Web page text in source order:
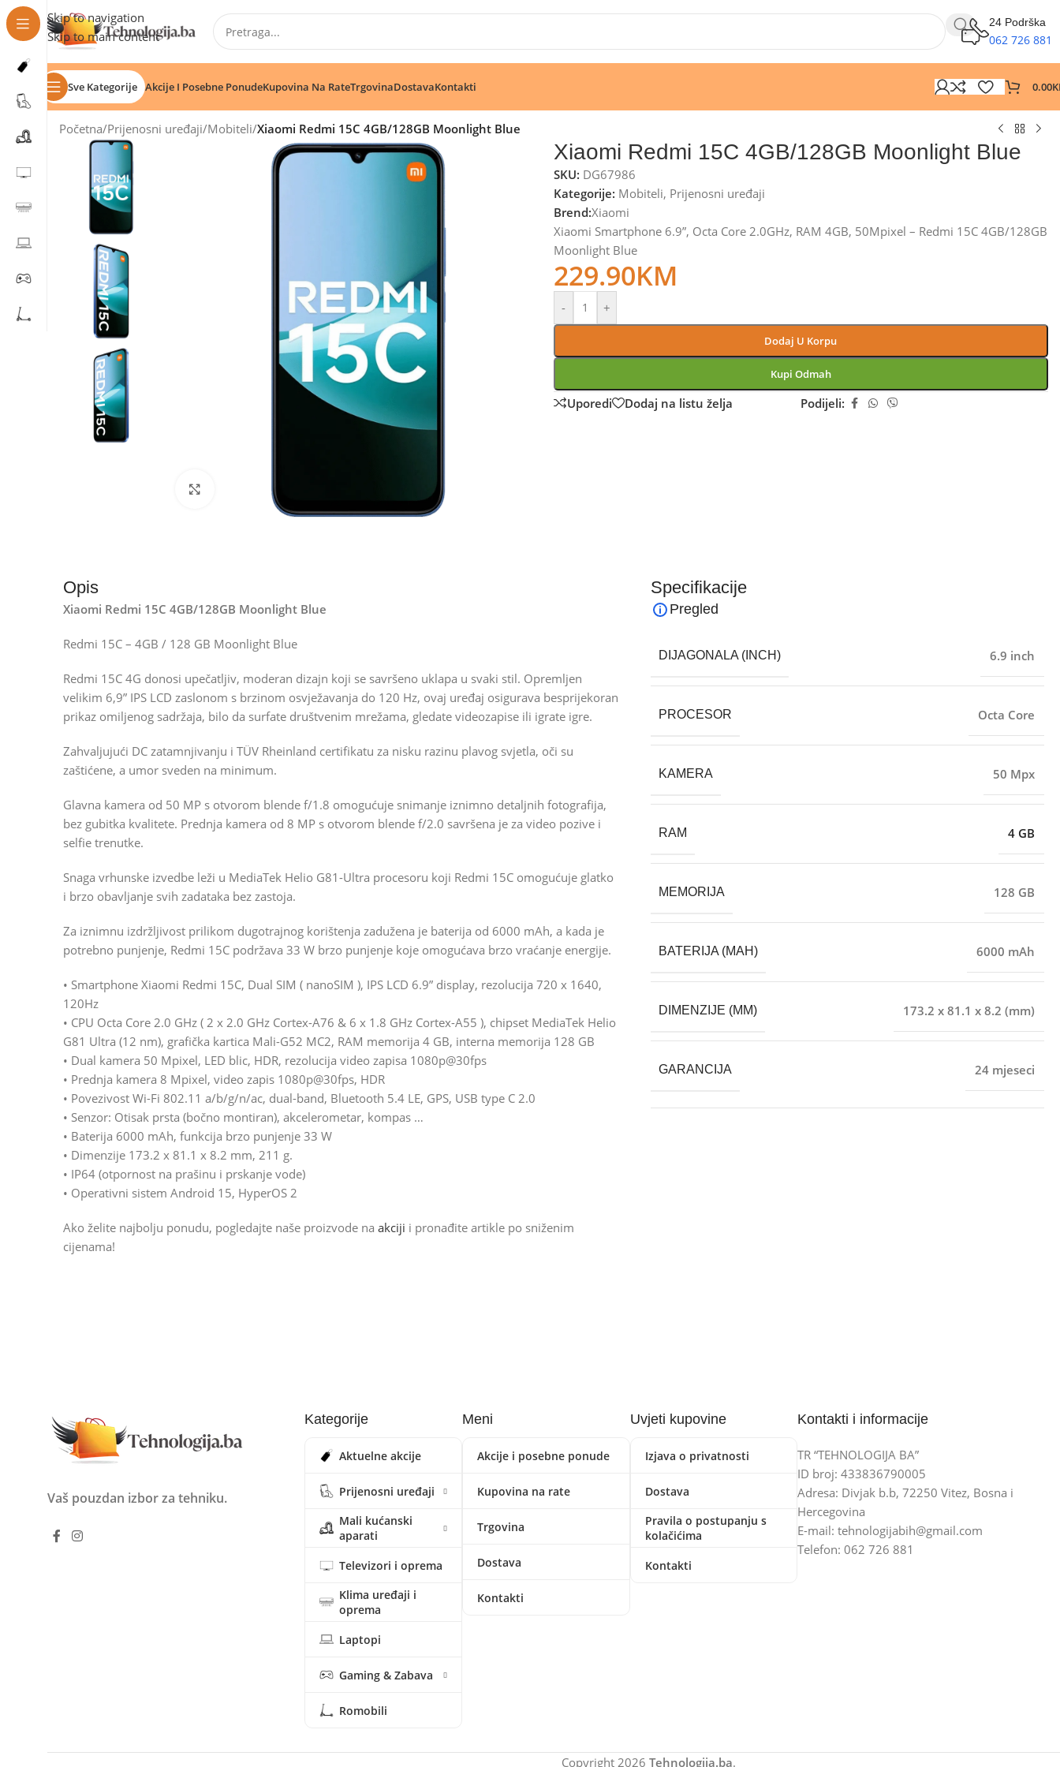
Skip to navigation
Skip to main content
24 Podrška
062 726 881
Sve Kategorije Akcije I Posebne PonudeKupovina Na RateTrgovinaDostavaKontakti 0.00
Početna/Prijenosni uređaji/Mobiteli/Xiaomi Redmi 15C 4GB/128GB Moonlight Blue
Kliknite za uvećanje
Xiaomi Redmi 15C 4GB/128GB Moonlight Blue
SKU: DG67986
Kategorije: Mobiteli, Prijenosni uređaji
Brend:Xiaomi
Xiaomi Smartphone 6.9”, Octa Core 2.0GHz, RAM 4GB, 50Mpixel – Redmi 15C 4GB/128GB
Moonlight Blue
229.90KM
- +
Dodaj U Korpu
Kupi Odmah
Uporedi Dodaj na listu želja Podijeli:
Opis
Xiaomi Redmi 15C 4GB/128GB Moonlight Blue
Redmi 15C – 4GB / 128 GB Moonlight Blue
Redmi 15C 4G donosi upečatljiv, moderan dizajn koji se savršeno uklapa u svaki stil. Opremljen
velikim 6,9” IPS LCD zaslonom s brzinom osvježavanja do 120 Hz, ovaj uređaj osigurava besprijekoran
prikaz omiljenog sadržaja, bilo da surfate društvenim mrežama, gledate videozapise ili igrate igre.
Zahvaljujući DC zatamnjivanju i TÜV Rheinland certifikatu za nisku razinu plavog svjetla, oči su
zaštićene, a umor sveden na minimum.
Glavna kamera od 50 MP s otvorom blende f/1.8 omogućuje snimanje iznimno detaljnih fotografija,
bez gubitka kvalitete. Prednja kamera od 8 MP s otvorom blende f/2.0 savršena je za video pozive i
selfie trenutke.
Snaga vrhunske izvedbe leži u MediaTek Helio G81-Ultra procesoru koji Redmi 15C omogućuje glatko
i brzo obavljanje svih zadataka bez zastoja.
Za iznimnu izdržljivost prilikom dugotrajnog korištenja zadužena je baterija od 6000 mAh, a kada je
potrebno punjenje, Redmi 15C podržava 33 W brzo punjenje koje omogućava brzo vraćanje energije.
• Smartphone Xiaomi Redmi 15C, Dual SIM ( nanoSIM ), IPS LCD 6.9” display, rezolucija 720 x 1640,
120Hz
• CPU Octa Core 2.0 GHz ( 2 x 2.0 GHz Cortex-A76 & 6 x 1.8 GHz Cortex-A55 ), chipset MediaTek Helio
G81 Ultra (12 nm), grafička kartica Mali-G52 MC2, RAM memorija 4 GB, interna memorija 128 GB
• Dual kamera 50 Mpixel, LED blic, HDR, rezolucija video zapisa 1080p@30fps
• Prednja kamera 8 Mpixel, video zapis 1080p@30fps, HDR
• Povezivost Wi-Fi 802.11 a/b/g/n/ac, dual-band, Bluetooth 5.4 LE, GPS, USB type C 2.0
• Senzor: Otisak prsta (bočno montiran), akcelerometar, kompas …
• Baterija 6000 mAh, funkcija brzo punjenje 33 W
• Dimenzije 173.2 x 81.1 x 8.2 mm, 211 g.
• IP64 (otpornost na prašinu i prskanje vode)
• Operativni sistem Android 15, HyperOS 2
Ako želite najbolju ponudu, pogledajte naše proizvode na akciji i pronađite artikle po sniženim
cijenama!
Specifikacije
Pregled
DIJAGONALA (INCH) 6.9 inch
PROCESOR Octa Core
KAMERA 50 Mpx
RAM 4 GB
MEMORIJA 128 GB
BATERIJA (MAH) 6000 mAh
DIMENZIJE (MM) 173.2 x 81.1 x 8.2 (mm)
GARANCIJA 24 mjeseci
Vaš pouzdan izbor za tehniku.
Kategorije
Aktuelne akcije
Prijenosni uređaji
Mali kućanski
aparati
Televizori i oprema
Klima uređaji i
oprema
Laptopi
Gaming & Zabava
Romobili
Meni
Akcije i posebne ponude
Kupovina na rate
Trgovina
Dostava
Kontakti
Uvjeti kupovine
Izjava o privatnosti
Dostava
Pravila o postupanju s
kolačićima
Kontakti
Kontakti i informacije
TR “TEHNOLOGIJA BA”
ID broj: 433836790005
Adresa: Divjak b.b, 72250 Vitez, Bosna i
Hercegovina
E-mail: tehnologijabih@gmail.com
Telefon: 062 726 881
Copyright 2026 Tehnologija.ba.